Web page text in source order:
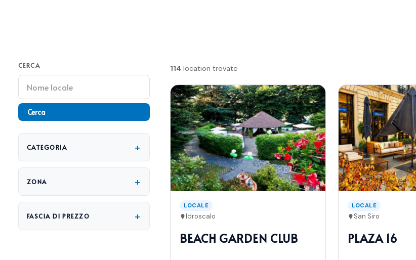
CERCA
Cerca
CATEGORIA +
ZONA +
FASCIA DI PREZZO +
114 location trovate
LOCALE
Idroscalo
BEACH GARDEN CLUB
LOCALE
San Siro
PLAZA 16